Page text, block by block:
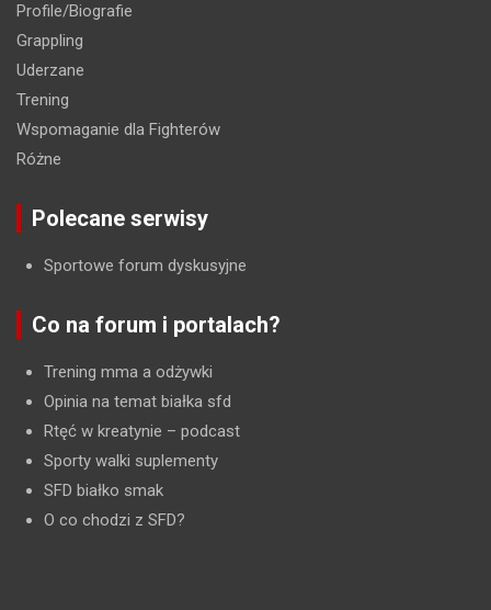
Profile/Biografie
Grappling
Uderzane
Trening
Wspomaganie dla Fighterów
Różne
Polecane serwisy
Sportowe forum dyskusyjne
Co na forum i portalach?
Trening mma a odżywki
Opinia na temat białka sfd
Rtęć w kreatynie – podcast
Sporty walki suplementy
SFD białko smak
O co chodzi z SFD?